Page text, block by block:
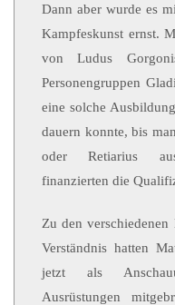
Dann aber wurde es
Kampfeskunst ernst.
von Ludus
Personengruppen
eine solche
dauern konnte, bis
oder Retiarius
finanzierten die
Zu den
Verständnis hatten
jetzt als
Ausrüstungen